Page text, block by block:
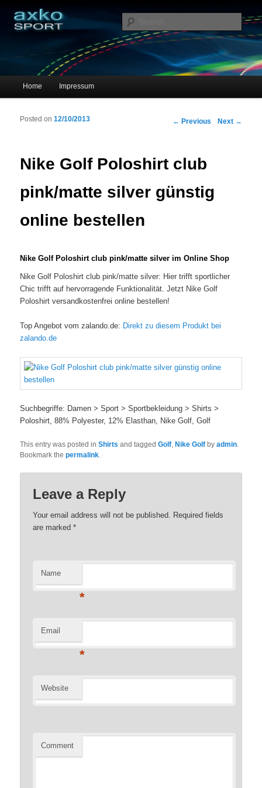
axko-sport – Sportschuhe online
Main menu
Skip to primary content
Skip to secondary content
Home Impressum
Post navigation
← Previous Next →
Nike Golf Poloshirt club
pink/matte silver günstig
online bestellen
Posted on12/10/2013
Nike Golf Poloshirt club pink/matte silver im Online Shop
Nike Golf Poloshirt club pink/matte silver: Hier trifft sportlicher
Chic trifft auf hervorragende Funktionalität. Jetzt Nike Golf
Poloshirt versandkostenfrei online bestellen!
Top Angebot vom zalando.de: Direkt zu diesem Produkt bei
zalando.de
Suchbegriffe: Damen > Sport > Sportbekleidung > Shirts >
Poloshirt, 88% Polyester, 12% Elasthan, Nike Golf, Golf
This entry was posted inShirts and taggedGolf,Nike Golf byadmin.
Bookmark thepermalink.
Leave a Reply
Your email address will not be published. Required fields
are marked*
Name
*
Email
*
Website
Comment